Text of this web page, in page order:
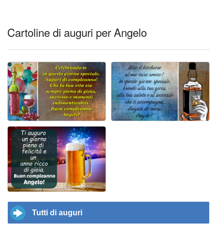
Cartoline di auguri per Angelo
Tutti di auguri